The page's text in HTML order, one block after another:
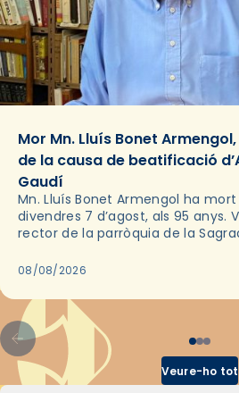
Mor Mn. Lluís Bonet
de la causa de beatificació
Gaudí
Mn. Lluís Bonet Armengol ha
divendres 7 d’agost, als 95 anys.
rector de la parròquia de la
2018,…
08/08/2026
Veure-ho tot